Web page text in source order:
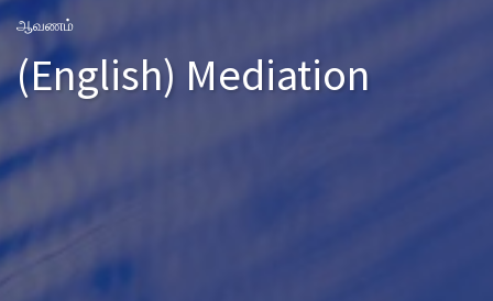
ஆவணம்
(English) Mediation